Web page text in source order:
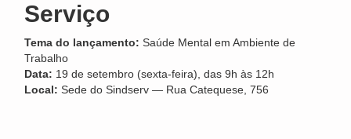
Serviço
Tema do lançamento:Saúde Mental em Ambiente de
Trabalho
Data: 19 de setembro (sexta-feira), das 9h às 12h
Local: Sede do Sindserv — Rua Catequese, 756